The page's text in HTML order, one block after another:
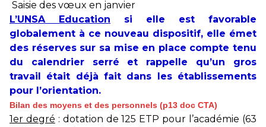
Saisie des vœux en janvier
L’UNSA Education si elle est favorable
globalement à ce nouveau dispositif, elle émet
des réserves sur sa mise en place compte tenu
du calendrier serré et rappelle qu’un gros
travail était déjà fait dans les établissements
pour l’orientation.
Bilan des moyens et des personnels (p13 doc CTA)
1er degré : dotation de 125 ETP pour l’académie (63